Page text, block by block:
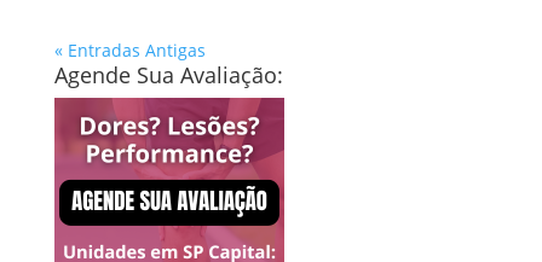
« Entradas Antigas
Agende Sua Avaliação: